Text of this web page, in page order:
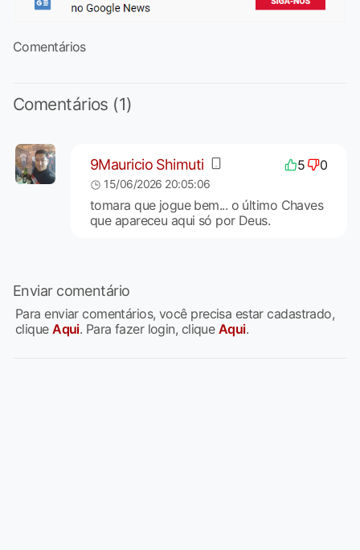
Comentários
Comentários (1)
9Mauricio Shimuti 5 0
15/06/2026 20:05:06
tomara que jogue bem... o último Chaves
que apareceu aqui só por Deus.
Enviar comentário
Para enviar comentários, você precisa estar cadastrado,
cliqueAqui. Para fazer login, clique Aqui.